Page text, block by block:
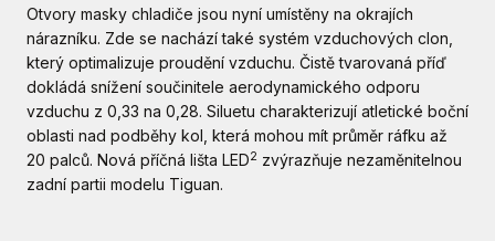
Otvory masky chladiče jsou nyní umístěny na okrajích
nárazníku. Zde se nachází také systém vzduchových clon,
který optimalizuje proudění vzduchu. Čistě tvarovaná příď
dokládá snížení součinitele aerodynamického odporu
vzduchu z 0,33 na 0,28. Siluetu charakterizují atletické boční
oblasti nad podběhy kol, která mohou mít průměr ráfku až
20 palců. Nová příčná lišta LED2 zvýrazňuje nezaměnitelnou
zadní partii modelu Tiguan.